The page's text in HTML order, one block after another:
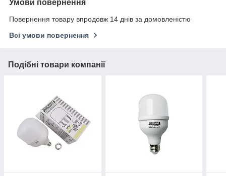
Умови повернення
Повернення товару впродовж 14 днів за домовленістю
Всі умови повернення
Подібні товари компанії